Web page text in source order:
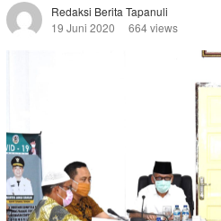
Redaksi Berita Tapanuli
19 Juni 2020
664 views